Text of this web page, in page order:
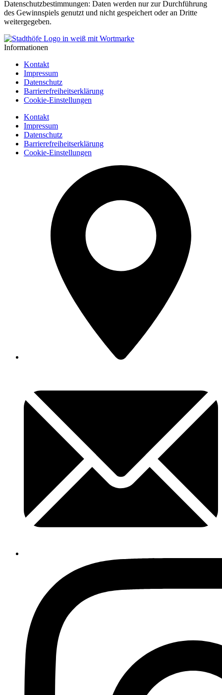
Datenschutzbestimmungen: Daten werden nur zur Durchführung
des Gewinnspiels genutzt und nicht gespeichert oder an Dritte
weitergegeben.
Informationen
Kontakt
Impressum
Datenschutz
Barrierefreiheitserklärung
Cookie-Einstellungen
Kontakt
Impressum
Datenschutz
Barrierefreiheitserklärung
Cookie-Einstellungen